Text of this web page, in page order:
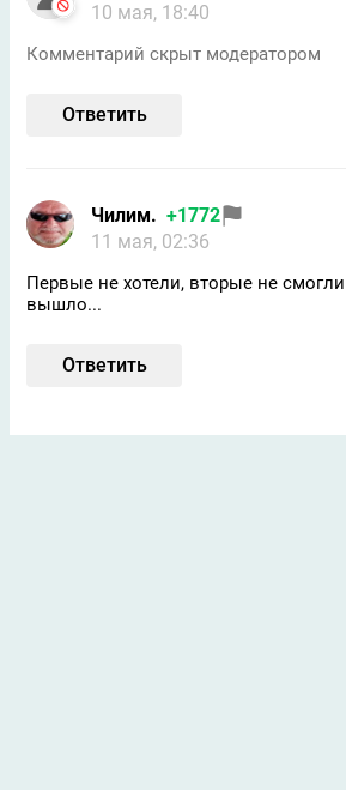
10 мая, 18:40
Комментарий скрыт модератором
Ответить
Чилим. +1772
11 мая, 02:36
Первые не хотели, вторые не
вышло...
Ответить